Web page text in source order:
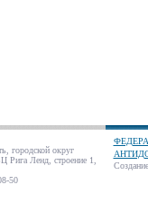
городской округ
Рига Ленд, строение 1,
50